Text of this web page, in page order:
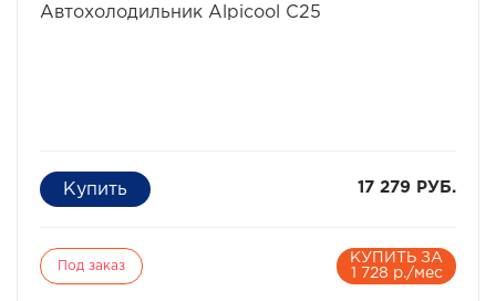
Автохолодильник Alpicool C25
17 279 РУБ.
Под заказ
КУПИТЬ ЗА
1 728 р./мес